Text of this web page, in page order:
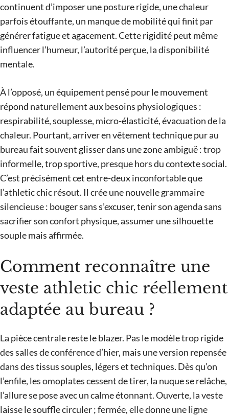
continuent d’imposer une posture rigide, une chaleur
parfois étouffante, un manque de mobilité qui finit par
générer fatigue et agacement. Cette rigidité peut même
influencer l’humeur, l’autorité perçue, la disponibilité
mentale.
À l’opposé, un équipement pensé pour le mouvement
répond naturellement aux besoins physiologiques :
respirabilité, souplesse, micro-élasticité, évacuation de la
chaleur. Pourtant, arriver en vêtement technique pur au
bureau fait souvent glisser dans une zone ambiguë : trop
informelle, trop sportive, presque hors du contexte social.
C’est précisément cet entre-deux inconfortable que
l’athletic chic résout. Il crée une nouvelle grammaire
silencieuse : bouger sans s’excuser, tenir son agenda sans
sacrifier son confort physique, assumer une silhouette
souple mais affirmée.
Comment reconnaître une
veste athletic chic réellement
adaptée au bureau ?
La pièce centrale reste le blazer. Pas le modèle trop rigide
des salles de conférence d’hier, mais une version repensée
dans des tissus souples, légers et techniques. Dès qu’on
l’enfile, les omoplates cessent de tirer, la nuque se relâche,
l’allure se pose avec un calme étonnant. Ouverte, la veste
laisse le souffle circuler ; fermée, elle donne une ligne